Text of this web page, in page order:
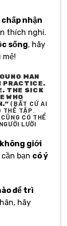
nhận
thích nghi.
sống, hãy
mẻ!
MAN
PRACTICE.
THE SICK
WHO
(BẤT CỨ AI
THỂ TẬP.
CÓ THỂ
LƯỜI
giới
bạn có ý
để trì
hãy